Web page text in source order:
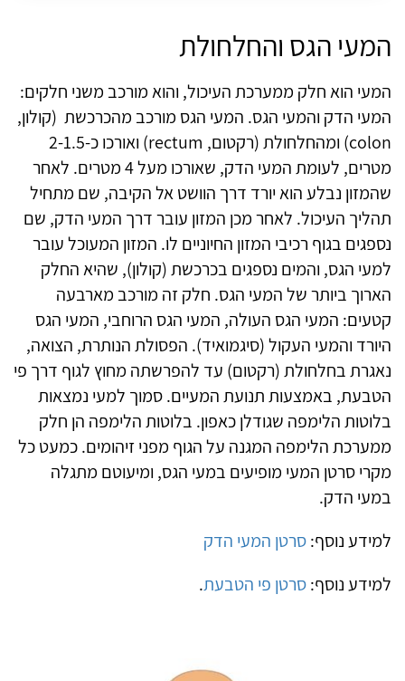
המעי הגס והחלחולת
המעי הוא חלק ממערכת העיכול, והוא מורכב משני חלקים:
המעי הדק והמעי הגס. המעי הגס מורכב מהכרכשת (קולון,
colon) ומהחלחולת (רקטום, rectum
)
ואורכו כ-2-1.5
מטרים, לעומת המעי הדק, שאורכו מעל 4 מטרים. לאחר
שהמזון נבלע הוא יורד דרך הוושט אל הקיבה, שם מתחיל
תהליך העיכול. לאחר מכן המזון עובר דרך המעי הדק, שם
נספגים בגוף רכיבי המזון החיוניים לו. המזון המעוכל עובר
למעי הגס, והמים נספגים בכרכשת (קולון), שהיא החלק
הארוך ביותר של המעי הגס. חלק זה מורכב מארבעה
קטעים: המעי הגס העולה, המעי הגס הרוחבי, המעי הגס
היורד והמעי העקול (סיגמואיד). הפסולת הנותרת, הצואה,
נאגרת בחלחולת (רקטום) עד להפרשתה מחוץ לגוף דרך פי
הטבעת, באמצעות תנועת המעיים. סמוך למעי נמצאות
בלוטות הלימפה שגודלן כאפון. בלוטות הלימפה הן חלק
ממערכת הלימפה המגנה על הגוף מפני זיהומים. כמעט כל
מקרי סרטן המעי מופיעים במעי הגס, ומיעוטם מתגלה
במעי הדק.
למידע נוסף:סרטן המעי הדק
למידע נוסף:סרטן פי הטבעת.